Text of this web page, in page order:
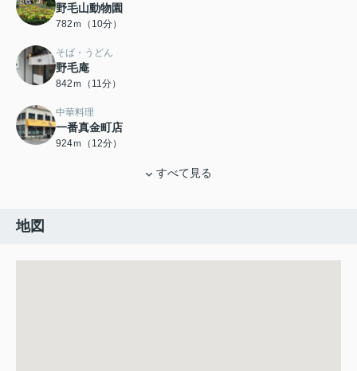
野毛山動物園
782ｍ（10分）
そば・うどん
野毛庵
842ｍ（11分）
中華料理
一番真金町店
924ｍ（12分）
すべて見る
地図